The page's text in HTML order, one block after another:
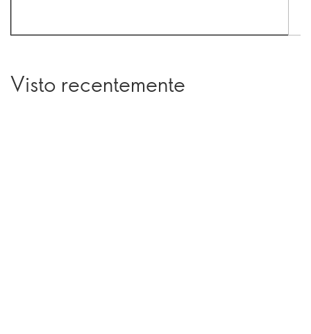
Visto recentemente